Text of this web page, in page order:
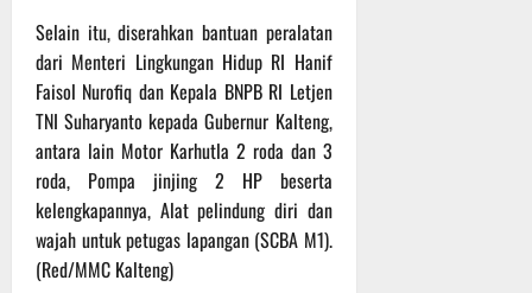
Selain itu, diserahkan bantuan peralatan
dari Menteri Lingkungan Hidup RI Hanif
Faisol Nurofiq dan Kepala BNPB RI Letjen
TNI Suharyanto kepada Gubernur Kalteng,
antara lain Motor Karhutla 2 roda dan 3
roda, Pompa jinjing 2 HP beserta
kelengkapannya, Alat pelindung diri dan
wajah untuk petugas lapangan (SCBA M1).
(Red/MMC Kalteng)